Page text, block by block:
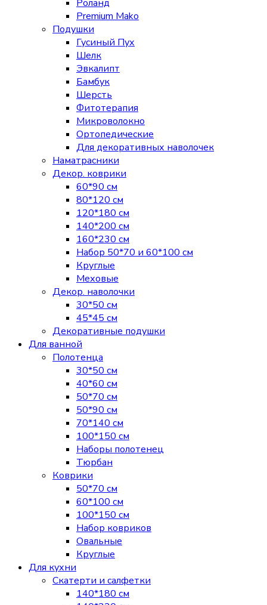
Роланд
Premium Mako
Подушки
Гусиный Пух
Шелк
Эвкалипт
Бамбук
Шерсть
Фитотерапия
Микроволокно
Ортопедические
Для декоративных наволочек
Наматрасники
Декор. коврики
60*90 см
80*120 см
120*180 см
140*200 см
160*230 см
Набор 50*70 и 60*100 см
Круглые
Меховые
Декор. наволочки
30*50 см
45*45 см
Декоративные подушки
Для ванной
Полотенца
30*50 см
40*60 см
50*70 см
50*90 см
70*140 см
100*150 см
Наборы полотенец
Тюрбан
Коврики
50*70 см
60*100 см
100*150 см
Набор ковриков
Овальные
Круглые
Для кухни
Скатерти и салфетки
140*180 см